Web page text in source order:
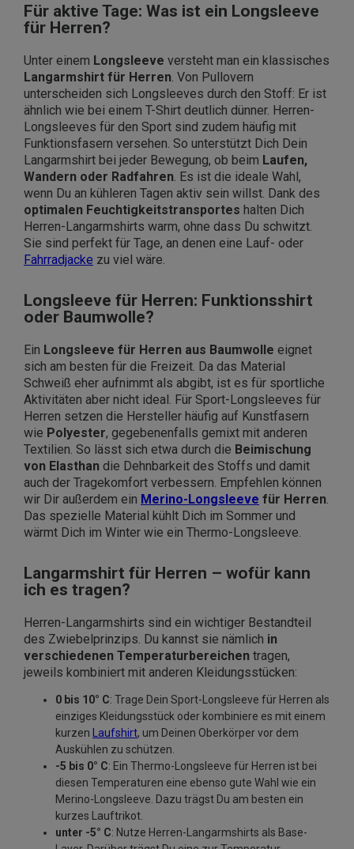
Für aktive Tage: Was ist ein Longsleeve
für Herren?
Unter einem Longsleeve versteht man ein klassisches
Langarmshirt für Herren . Von Pullovern
unterscheiden sich Longsleeves durch den Stoff: Er ist
ähnlich wie bei einem T-Shirt deutlich dünner. Herren-
Longsleeves für den Sport sind zudem häufig mit
Funktionsfasern versehen. So unterstützt Dich Dein
Langarmshirt bei jeder Bewegung, ob beim Laufen,
Wandern oder Radfahren . Es ist die ideale Wahl,
wenn Du an kühleren Tagen aktiv sein willst. Dank des
optimalen Feuchtigkeitstransportes halten Dich
Herren-Langarmshirts warm, ohne dass Du schwitzt.
Sie sind perfekt für Tage, an denen eine Lauf- oder
Fahrradjacke zu viel wäre.
Longsleeve für Herren: Funktionsshirt
oder Baumwolle?
Ein Longsleeve für Herren aus Baumwolle eignet
sich am besten für die Freizeit. Da das Material
Schweiß eher aufnimmt als abgibt, ist es für sportliche
Aktivitäten aber nicht ideal. Für Sport-Longsleeves für
Herren setzen die Hersteller häufig auf Kunstfasern
wie Polyester, gegebenenfalls gemixt mit anderen
Textilien. So lässt sich etwa durch die Beimischung
von Elasthan die Dehnbarkeit des Stoffs und damit
auch der Tragekomfort verbessern. Empfehlen können
wir Dir außerdem ein Merino-Longsleeve für Herren
Das spezielle Material kühlt Dich im Sommer und
wärmt Dich im Winter wie ein Thermo-Longsleeve.
Langarmshirt für Herren – wofür kann
ich es tragen?
Herren-Langarmshirts sind ein wichtiger Bestandteil
des Zwiebelprinzips. Du kannst sie nämlich in
verschiedenen Temperaturbereichen tragen,
jeweils kombiniert mit anderen Kleidungsstücken:
0 bis 10° C: Trage Dein Sport-Longsleeve für Herren als
einziges Kleidungsstück oder kombiniere es mit einem
kurzen
Laufshirt, um Deinen Oberkörper vor dem
Auskühlen zu schützen.
-5 bis 0° C: Ein Thermo-Longsleeve für Herren ist bei
diesen Temperaturen eine ebenso gute Wahl wie ein
Merino-Longsleeve. Dazu trägst Du am besten ein
kurzes Lauftrikot.
unter -5° C: Nutze Herren-Langarmshirts als Base-